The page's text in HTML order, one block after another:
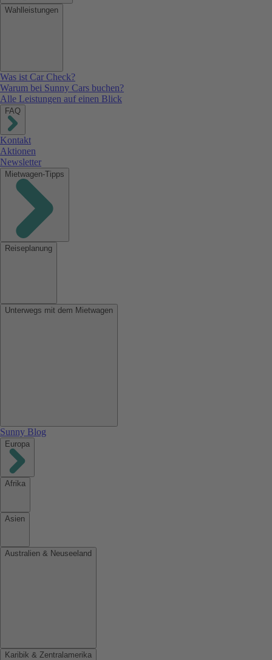
Wahlleistungen
Was ist Car Check?
Warum bei Sunny Cars buchen?
Alle Leistungen auf einen Blick
FAQ
Kontakt
Aktionen
Newsletter
Mietwagen-Tipps
Reiseplanung
Unterwegs mit dem Mietwagen
Sunny Blog
Europa
Afrika
Asien
Australien & Neuseeland
Karibik & Zentralamerika